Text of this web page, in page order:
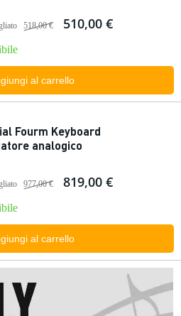
518,00 € 510,00 €
al carrello
Fourm Keyboard
analogico
977,00 € 819,00 €
al carrello